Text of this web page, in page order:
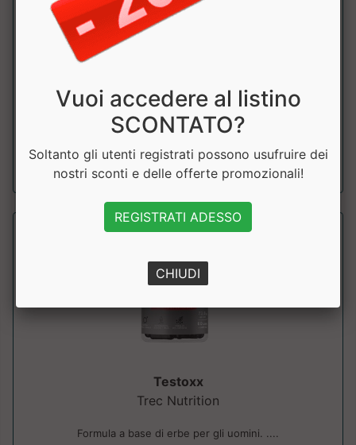
L’ingrediente più innovativo di T-100® LTD EDITION è un
estratto b...
a partire da € 31.05
sconto 15%
Testoxx
Trec Nutrition
Formula a base di erbe per gli uomini. ....
Vuoi accedere al listino
SCONTATO?
Soltanto gli utenti registrati possono usufruire dei
nostri sconti e delle offerte promozionali!
REGISTRATI ADESSO
CHIUDI